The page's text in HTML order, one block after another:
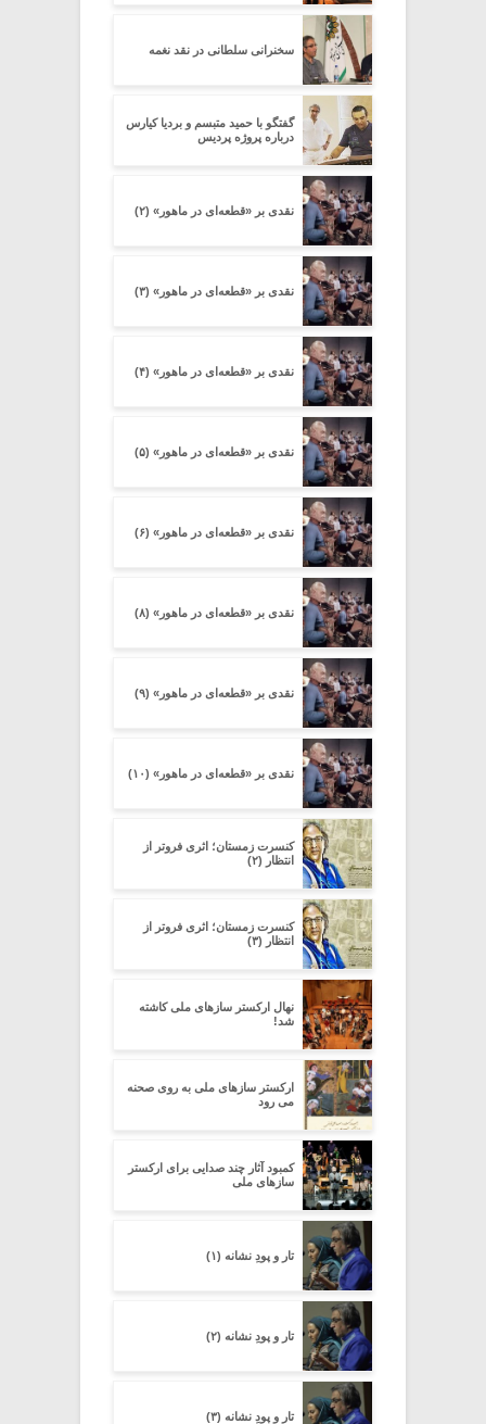
سخنرانی سلطانی در نقد نغمه
گفتگو با حمید متبسم و بردیا کیارس
درباره پروژه پردیس
نقدی بر «قطعه‌ای در ماهور» (۲)
نقدی بر «قطعه‌ای در ماهور» (۳)
نقدی بر «قطعه‌ای در ماهور» (۴)
نقدی بر «قطعه‌ای در ماهور» (۵)
نقدی بر «قطعه‌ای در ماهور» (۶)
نقدی بر «قطعه‌ای در ماهور» (۸)
نقدی بر «قطعه‌ای در ماهور» (۹)
نقدی بر «قطعه‌ای در ماهور» (۱۰)
کنسرت زمستان؛ اثری فروتر از
انتظار (۲)
کنسرت زمستان؛ اثری فروتر از
انتظار (۳)
نهال ارکستر سازهای ملی کاشته
شد!
ارکستر سازهای ملی به روی صحنه
می رود
کمبود آثار چند صدایی برای ارکستر
سازهای ملی
تار و پودِ نشانه (۱)
تار و پودِ نشانه (۲)
تار و پودِ نشانه (۳)